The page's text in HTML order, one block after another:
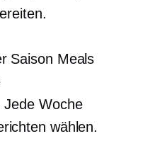
Saison Meals
Jede Woche
wählen.